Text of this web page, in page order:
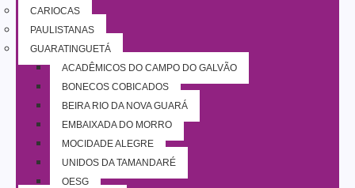
CARIOCAS
PAULISTANAS
GUARATINGUETÁ
ACADÊMICOS DO CAMPO DO GALVÃO
BONECOS COBIÇADOS
BEIRA RIO DA NOVA GUARÁ
EMBAIXADA DO MORRO
MOCIDADE ALEGRE
UNIDOS DA TAMANDARÉ
OESG